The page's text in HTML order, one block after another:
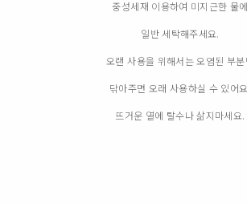
중성세재 이용하여 미지근한 물에
일반 세탁해주세요.
오랜 사용을 위해서는 오염된 부
닦아주면 오래 사용하실 수 있어
뜨거운 열에 탈수나 삶지마세요.